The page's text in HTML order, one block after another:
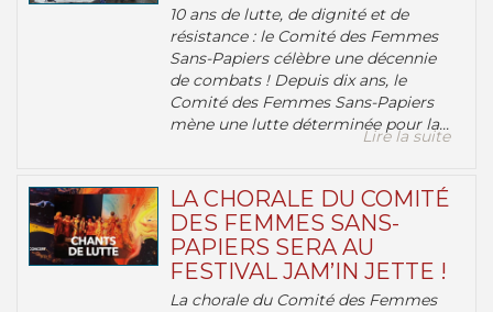
10 ans de lutte, de dignité et de
résistance : le Comité des Femmes
Sans-Papiers célèbre une décennie
de combats ! Depuis dix ans, le
Comité des Femmes Sans-Papiers
mène une lutte déterminée pour la...
Lire la suite
LA CHORALE DU COMITÉ
DES FEMMES SANS-
PAPIERS SERA AU
FESTIVAL JAM’IN JETTE !
La chorale du Comité des Femmes